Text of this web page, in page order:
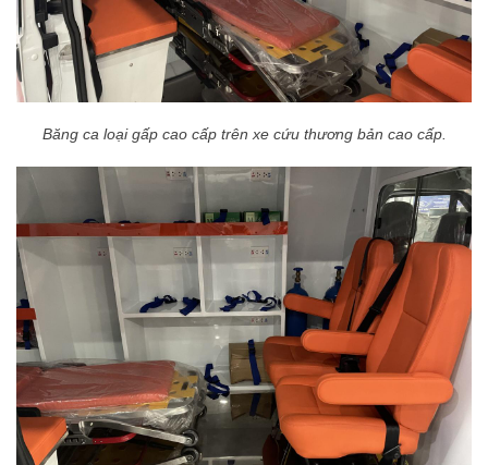
Băng ca loại gấp cao cấp trên xe cứu thương bản cao cấp.